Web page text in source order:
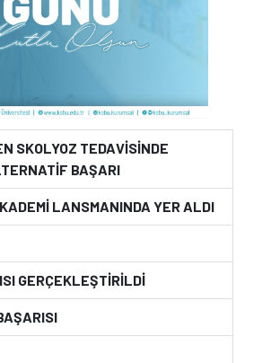
SKOLYOZ TEDAVİSİNDE
BAŞARI
LANSMANINDA YER ALDI
GERÇEKLEŞTİRİLDİ